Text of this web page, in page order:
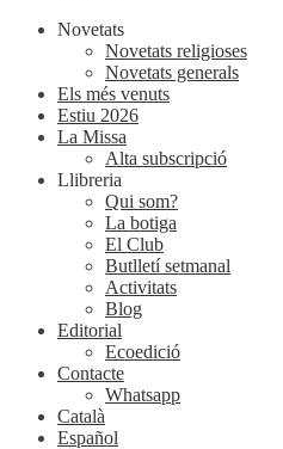
Novetats
Novetats religioses
Novetats generals
Els més venuts
Estiu 2026
La Missa
Alta subscripció
Llibreria
Qui som?
La botiga
El Club
Butlletí setmanal
Activitats
Blog
Editorial
Ecoedició
Contacte
Whatsapp
Català
Español